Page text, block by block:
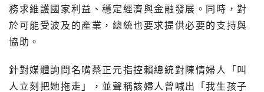
務求維護國家利益、穩定經濟與金融發展。同時，對
於可能受波及的產業，總統也要求提供必要的支持與
協助。
針對媒體詢問名嘴蔡正元指控賴總統對陳情婦人「叫
人立刻把她拖走」，並聲稱該婦人曾喊出「我生孩子